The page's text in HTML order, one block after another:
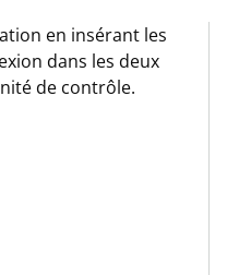
en insérant les
dans les deux
de contrôle.